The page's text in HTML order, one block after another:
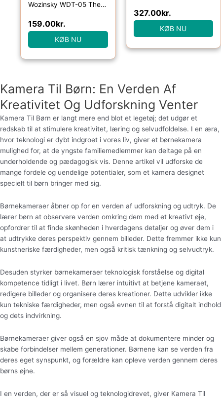
Wozinsky WDT-05 Thermal Printer Camera for Kids – Orange
159.00kr.
KØB NU
327.00kr.
KØB NU
Kamera Til Børn: En Verden Af
Kreativitet Og Udforskning Venter
Kamera Til Børn er langt mere end blot et legetøj; det udgør et
redskab til at stimulere kreativitet, læring og selvudfoldelse. I en æra,
hvor teknologi er dybt indgroet i vores liv, giver et børnekamera
mulighed for, at de yngste familiemedlemmer kan deltage på en
underholdende og pædagogisk vis. Denne artikel vil udforske de
mange fordele og uendelige potentialer, som et kamera designet
specielt til børn bringer med sig.
Børnekameraer åbner op for en verden af udforskning og udtryk. De
lærer børn at observere verden omkring dem med et kreativt øje,
opfordrer til at finde skønheden i hverdagens detaljer og øver dem i
at udtrykke deres perspektiv gennem billeder. Dette fremmer ikke kun
kunstneriske færdigheder, men også kritisk tænkning og selvudtryk.
Desuden styrker børnekameraer teknologisk forståelse og digital
kompetence tidligt i livet. Børn lærer intuitivt at betjene kameraet,
redigere billeder og organisere deres kreationer. Dette udvikler ikke
kun tekniske færdigheder, men også evnen til at forstå digitalt indhold
og dets indvirkning.
Børnekameraer giver også en sjov måde at dokumentere minder og
skabe forbindelser mellem generationer. Børnene kan se verden fra
deres eget synspunkt, og forældre kan opleve verden gennem deres
børns øjne.
I en verden, der er så visuel og teknologidrevet, giver Kamera Til